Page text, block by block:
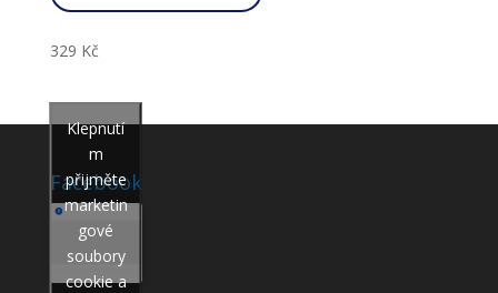
329 Kč
Facebook
Klepnutí
m
přijměte
marketin
gové
soubory
cookie a